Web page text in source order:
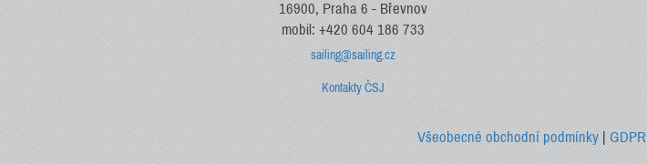
16900, Praha 6 - Břevnov
mobil: +420 604 186 733
sailing@sailing.cz
Kontakty ČSJ
Všeobecné obchodní podmínky| GDPR